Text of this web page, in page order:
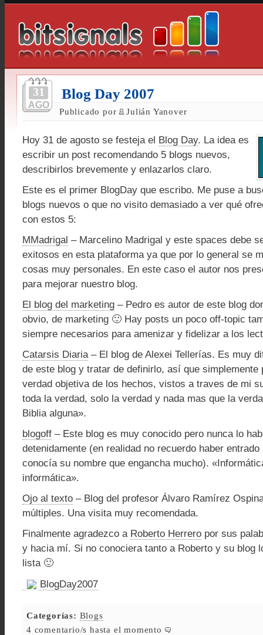
31
AGO
Blog Day 2007
Publicado por Julián Yanover
Hoy 31 de agosto se festeja el Blog Day. La idea es
escribir un post recomendando 5 blogs nuevos,
describirlos brevemente y enlazarlos claro.
Este es el primer BlogDay que escribo. Me puse a
blogs nuevos o que no visito demasiado a ver qué
con estos 5:
MMadrigal – Marcelino Madrigal y este spaces debe
exitosos en esta plataforma ya que por lo general se
cosas muy personales. En este caso el autor nos
para mejorar nuestro blog.
El blog del marketing – Pedro es autor de este blog
obvio, de marketing 🙂 Hay posts un poco off-topic
siempre necesarios para amenizar y fidelizar a los
Catarsis Diaria– El blog de Alexei Tellerías. Es muy
de este blog y tratar de definirlo, así que simplemente
verdad objetiva de los hechos, vistos a traves de mi
toda la verdad, solo la verdad y nada mas que la
Biblia alguna».
blogoff – Este blog es muy conocido pero nunca lo
detenidamente (en realidad no recuerdo haber
conocía su nombre que engancha mucho).
informática».
Ojo al texto – Blog del profesor Álvaro Ramírez
múltiples. Una visita muy recomendada.
Finalmente agradezco a Roberto Herrero por sus
y hacia mí. Si no conociera tanto a Roberto y su blog
lista 🙂
BlogDay2007
Categorías: Blogs
4 comentario/s hasta el momento